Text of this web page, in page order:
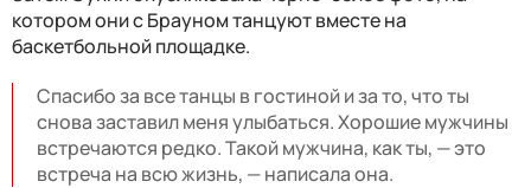
котором они с Брауном танцуют вместе на
баскетбольной площадке.
Спасибо за все танцы в гостиной и за то, что ты
снова заставил меня улыбаться. Хорошие мужчины
встречаются редко. Такой мужчина, как ты, — это
встреча на всю жизнь, — написала она.